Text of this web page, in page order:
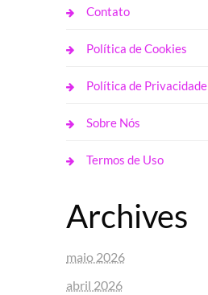
Contato
Política de Cookies
Política de Privacidade
Sobre Nós
Termos de Uso
Archives
maio 2026
abril 2026